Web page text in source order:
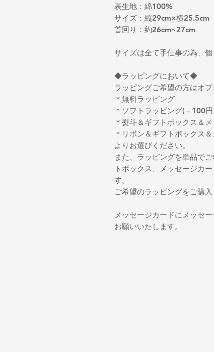
表生地：綿100%
サイズ：縦29cm×横25.5cm
首回り：約26cm~27cm
サイズは全て手仕事の為、
◆ラッピングにおいて◆
ラッピングご希望の方はオ
＊無料ラッピング
＊ソフトラッピング(＋100円
＊熨斗＆ギフトボックス＆
＊リボン＆ギフトボックス
よりお選びください。
また、ラッピングを単品で
トボックス、メッセージカ
す。
ご希望のラッピングをご購入
メッセージカードにメッセ
お願いいたします。